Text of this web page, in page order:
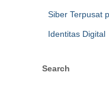
Siber Terpusat
Identitas Digital
Search